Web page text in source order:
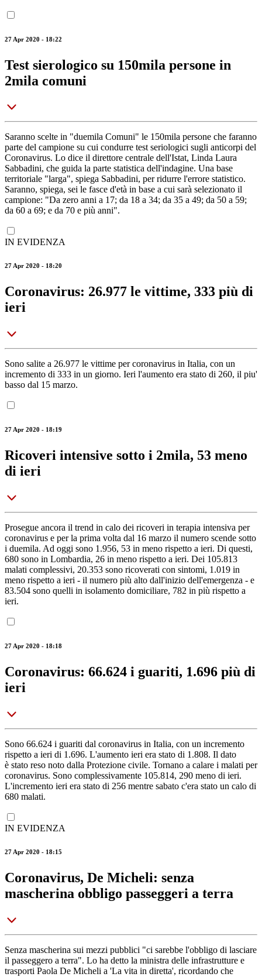
27 Apr 2020 - 18:22
Test sierologico su 150mila persone in
2mila comuni
Saranno scelte in "duemila Comuni" le 150mila persone che faranno
parte del campione su cui condurre test seriologici sugli anticorpi del
Coronavirus. Lo dice il direttore centrale dell'Istat, Linda Laura
Sabbadini, che guida la parte statistica dell'indagine. Una base
territoriale "larga", spiega Sabbadini, per ridurre l'errore statistico.
Saranno, spiega, sei le fasce d'età in base a cui sarà selezionato il
campione: "Da zero anni a 17; da 18 a 34; da 35 a 49; da 50 a 59;
da 60 a 69; e da 70 e più anni".
IN EVIDENZA
27 Apr 2020 - 18:20
Coronavirus: 26.977 le vittime, 333 più di
ieri
Sono salite a 26.977 le vittime per coronavirus in Italia, con un
incremento di 333 in un giorno. Ieri l'aumento era stato di 260, il piu'
basso dal 15 marzo.
27 Apr 2020 - 18:19
Ricoveri intensive sotto i 2mila, 53 meno
di ieri
Prosegue ancora il trend in calo dei ricoveri in terapia intensiva per
coronavirus e per la prima volta dal 16 marzo il numero scende sotto
i duemila. Ad oggi sono 1.956, 53 in meno rispetto a ieri. Di questi,
680 sono in Lombardia, 26 in meno rispetto a ieri. Dei 105.813
malati complessivi, 20.353 sono ricoverati con sintomi, 1.019 in
meno rispetto a ieri - il numero più alto dall'inizio dell'emergenza - e
83.504 sono quelli in isolamento domiciliare, 782 in più rispetto a
ieri.
27 Apr 2020 - 18:18
Coronavirus: 66.624 i guariti, 1.696 più di
ieri
Sono 66.624 i guariti dal coronavirus in Italia, con un incremento
rispetto a ieri di 1.696. L'aumento ieri era stato di 1.808. Il dato
è stato reso noto dalla Protezione civile. Tornano a calare i malati per
coronavirus. Sono complessivamente 105.814, 290 meno di ieri.
L'incremento ieri era stato di 256 mentre sabato c'era stato un calo di
680 malati.
IN EVIDENZA
27 Apr 2020 - 18:15
Coronavirus, De Micheli: senza
mascherina obbligo passeggeri a terra
Senza mascherina sui mezzi pubblici "ci sarebbe l'obbligo di lasciare
il passeggero a terra". Lo ha detto la ministra delle infrastrutture e
trasporti Paola De Micheli a 'La vita in diretta', ricordando che